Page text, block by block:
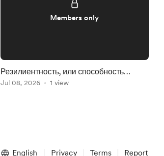
Members only
Резилиентность, или способность
держать удары жизни - 2. Гибкость
Jul 08, 2026 1 view
English Privacy Terms Report